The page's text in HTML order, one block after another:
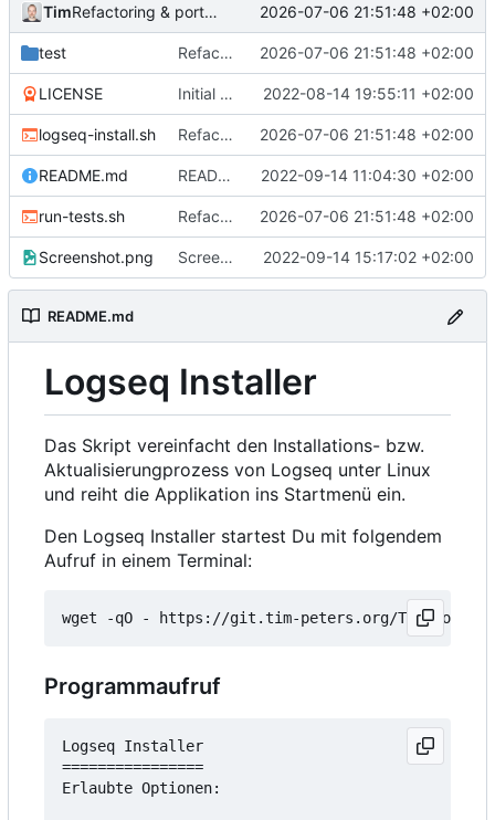
Tim Refactoring & portable Testpfade 2026-07-06 21:51:48 +02:00
test Refactoring & portable Testpfade 2026-07-06 21:51:48 +02:00
LICENSE Initial commit 2022-08-14 19:55:11 +02:00
logseq-install.sh Refactoring & portable Testpfade 2026-07-06 21:51:48 +02:00
README.md README um Hinweis auf symbolischen Link ergänzt 2022-09-14 11:04:30 +02:00
run-tests.sh Refactoring & portable Testpfade 2026-07-06 21:51:48 +02:00
Screenshot.png Screenshot erneuert 2022-09-14 15:17:02 +02:00
README.md
Logseq Installer
Das Skript vereinfacht den Installations- bzw.
Aktualisierungprozess von Logseq unter Linux
und reiht die Applikation ins Startmenü ein.
Den Logseq Installer startest Du mit folgendem
Aufruf in einem Terminal:
wget -qO - https://git.tim-peters.org/Tim/
Programmaufruf
Logseq Installer
================
Erlaubte Optionen: